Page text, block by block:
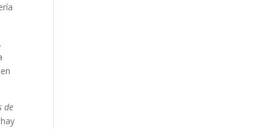
de